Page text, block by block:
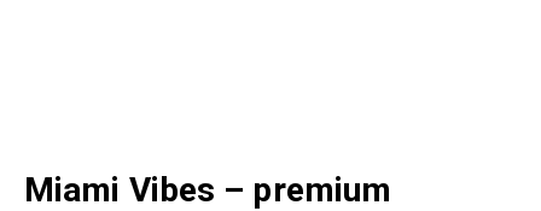
Miami Vibes – premium